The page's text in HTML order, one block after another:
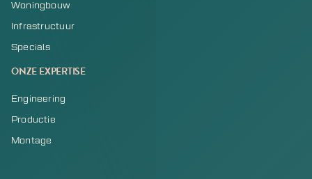
Woningbouw
Infrastructuur
Specials
ONZE EXPERTISE
Engineering
Productie
Montage